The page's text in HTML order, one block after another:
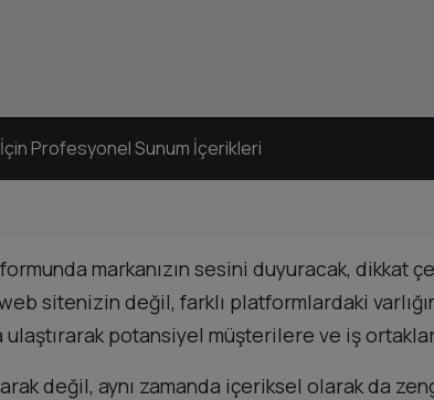
Profesyonel Sunum İçerikleri
markanızın sesini duyuracak, dikkat
sitenizin değil, farklı platformlardaki
ulaştırarak potansiyel müşterilere ve iş
değil, aynı zamanda içeriksel olarak da